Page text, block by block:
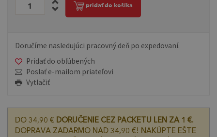
pridať do košíka
Doručíme nasledujúci pracovný deň po expedovaní.
Pridať do obľúbených
Poslať e-mailom priateľovi
Vytlačiť
DO 34,90 € DORUČENIE CEZ PACKETU LEN ZA 1 €.
DOPRAVA ZADARMO NAD 34,90 €! NAKÚPTE EŠTE